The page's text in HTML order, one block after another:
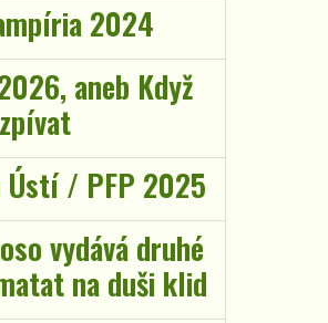
2024
aneb Když
Ústí / PFP 2025
vydává druhé
na duši klid